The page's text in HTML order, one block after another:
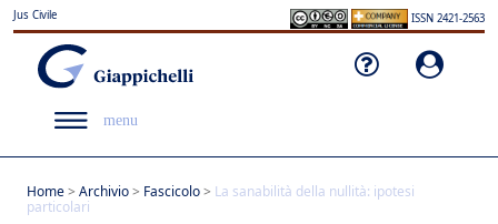
Jus Civile ISSN 2421-2563
menu
Home> Archivio> Fascicolo> La sanabilità della nullità: ipotesi
particolari